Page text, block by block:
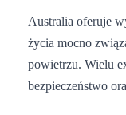
Australia oferuje
życia mocno
powietrzu. Wielu
bezpieczeństwo